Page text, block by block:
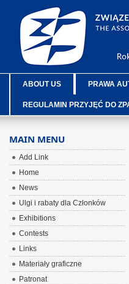
ABOUT US PRAWA
REGULAMIN PRZYJĘĆ DO
MAIN MENU
Add Link
Home
News
Ulgi i rabaty dla Członków
Exhibitions
Contests
Links
Materiały graficzne
Patronat